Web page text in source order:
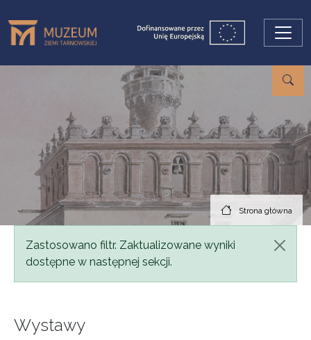
Strona główna
Komunikat
Zastosowano filtr. Zaktualizowane wyniki
dostępne w następnej sekcji.
Wystawy